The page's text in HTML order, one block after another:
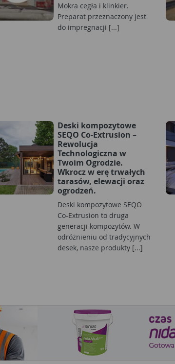
Mokra cegła i klinkier.
Preparat przeznaczony jest
do impregnacji [...]
Deski kompozytowe
SEQO Co-Extrusion –
Rewolucja
Technologiczna w
Twoim Ogrodzie.
Wkrocz w erę trwałych
tarasów, elewacji oraz
ogrodzeń.
Deski kompozytowe SEQO
Co-Extrusion to druga
generacji kompozytów. W
odróżnieniu od tradycyjnych
desek, nasze produkty [...]